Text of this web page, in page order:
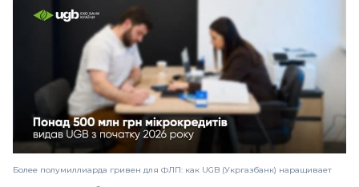
Более полумиллиарда гривен для ФЛП: как UGB (Укргазбанк) наращивает